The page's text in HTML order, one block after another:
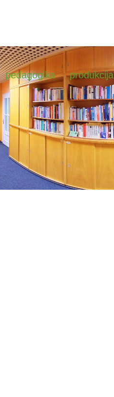
pedagogika produkcija